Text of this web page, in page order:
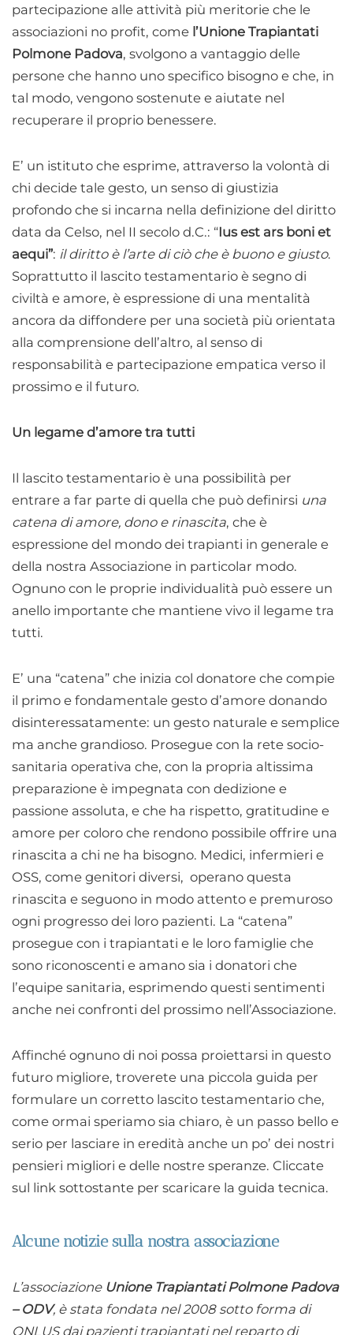
partecipazione alle attività più meritorie che le
associazioni no profit, come l’Unione Trapiantati
Polmone Padova, svolgono a vantaggio delle
persone che hanno uno specifico bisogno e che, in
tal modo, vengono sostenute e aiutate nel
recuperare il proprio benessere.
E’ un istituto che esprime, attraverso la volontà di
chi decide tale gesto, un senso di giustizia
profondo che si incarna nella definizione del diritto
data da Celso, nel II secolo d.C.: “Ius est ars boni et
aequi”: il diritto è l’arte di ciò che è buono e giusto.
Soprattutto il lascito testamentario è segno di
civiltà e amore, è espressione di una mentalità
ancora da diffondere per una società più orientata
alla comprensione dell’altro, al senso di
responsabilità e partecipazione empatica verso il
prossimo e il futuro.
Un legame d’amore tra tutti
Il lascito testamentario è una possibilità per
entrare a far parte di quella che può definirsi una
catena di amore, dono e rinascita, che è
espressione del mondo dei trapianti in generale e
della nostra Associazione in particolar modo.
Ognuno con le proprie individualità può essere un
anello importante che mantiene vivo il legame tra
tutti.
E’ una “catena” che inizia col donatore che compie
il primo e fondamentale gesto d’amore donando
disinteressatamente: un gesto naturale e semplice
ma anche grandioso. Prosegue con la rete socio-
sanitaria operativa che, con la propria altissima
preparazione è impegnata con dedizione e
passione assoluta, e che ha rispetto, gratitudine e
amore per coloro che rendono possibile offrire una
rinascita a chi ne ha bisogno. Medici, infermieri e
OSS, come genitori diversi, operano questa
rinascita e seguono in modo attento e premuroso
ogni progresso dei loro pazienti. La “catena”
prosegue con i trapiantati e le loro famiglie che
sono riconoscenti e amano sia i donatori che
l’equipe sanitaria, esprimendo questi sentimenti
anche nei confronti del prossimo nell’Associazione.
Affinché ognuno di noi possa proiettarsi in questo
futuro migliore, troverete una piccola guida per
formulare un corretto lascito testamentario che,
come ormai speriamo sia chiaro, è un passo bello e
serio per lasciare in eredità anche un po’ dei nostri
pensieri migliori e delle nostre speranze. Cliccate
sul link sottostante per scaricare la guida tecnica.
Alcune notizie sulla nostra associazione
L’associazione Unione Trapiantati Polmone Padova
– ODV, è stata fondata nel 2008 sotto forma di
ONLUS dai pazienti trapiantati nel reparto di